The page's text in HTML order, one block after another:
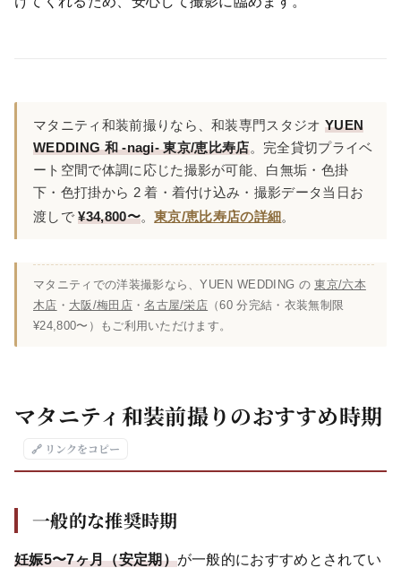
マタニティ和装前撮りなら、和装専門スタジオYUEN
WEDDING 和 -nagi- 東京/恵比寿店。完全貸切プライベ
ート空間で体調に応じた撮影が可能、白無垢・色掛
下・色打掛から 2 着・着付け込み・撮影データ当日お
渡しで¥34,800〜。東京/恵比寿店の詳細 。
マタニティでの洋装撮影なら、YUEN WEDDING の東京/六本
木店 ・ 大阪/梅田店・名古屋/栄店 （60 分完結・衣装無制限
¥24,800〜）もご利用いただけます。
マタニティ和装前撮りのおすすめ時期
🔗 リンクをコピー
一般的な推奨時期
妊娠5〜7ヶ月（安定期）が一般的におすすめとされてい